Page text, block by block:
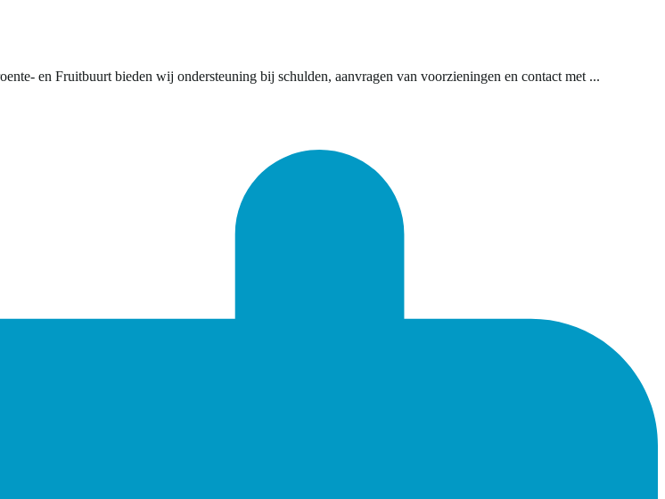
en Fruitbuurt bieden wij ondersteuning bij schulden, aanvragen van voorzieningen en contact met ...